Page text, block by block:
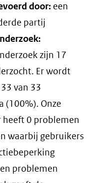
door: een
partij
zijn 17
Er wordt
van 33
(100%). Onze
heeft 0 problemen
waarbij gebruikers
problemen